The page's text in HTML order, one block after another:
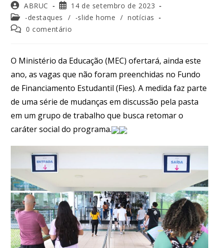
ABRUC
14 de setembro de 2023
-destaques
/ -slide home / notícias
0 comentário
O Ministério da Educação (MEC) ofertará, ainda este
ano, as vagas que não foram preenchidas no Fundo
de Financiamento Estudantil (Fies). A medida faz parte
de uma série de mudanças em discussão pela pasta
em um grupo de trabalho que busca retomar o
caráter social do programa.